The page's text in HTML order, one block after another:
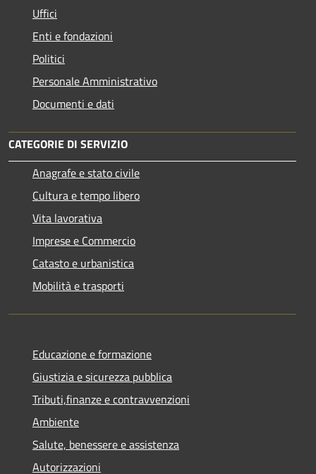
Uffici
Enti e fondazioni
Politici
Personale Amministrativo
Documenti e dati
CATEGORIE DI SERVIZIO
Anagrafe e stato civile
Cultura e tempo libero
Vita lavorativa
Imprese e Commercio
Catasto e urbanistica
Mobilità e trasporti
Educazione e formazione
Giustizia e sicurezza pubblica
Tributi,finanze e contravvenzioni
Ambiente
Salute, benessere e assistenza
Autorizzazioni